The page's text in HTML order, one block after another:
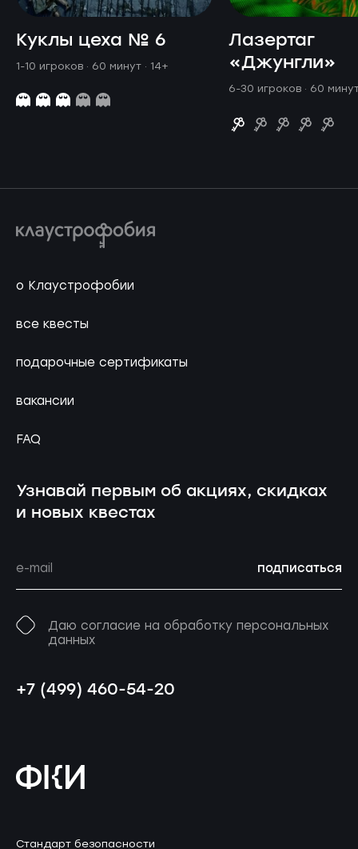
Куклы цеха № 6
1-10 игроков · 60 минут · 14+
Лазертаг
«Джунгли»
6-30 игроков · 60
о Клаустрофобии
все квесты
подарочные сертификаты
вакансии
FAQ
Узнавай первым об акциях, скидках
и новых квестах
подписаться
Даю согласие на обработку персональных
данных
+7 (499) 460-54-20
Стандарт безопасности